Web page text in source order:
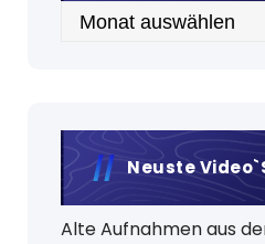
Archiv
Neuste
Alte Aufnahmen aus